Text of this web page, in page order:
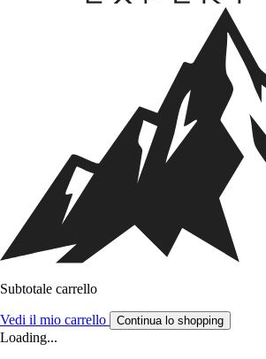
Subtotale carrello
Vedi il mio carrello Continua lo shopping
Loading...